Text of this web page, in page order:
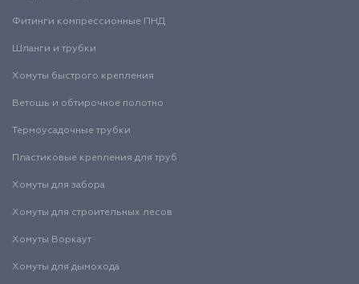
Фитинги компрессионные ПНД
Шланги и трубки
Хомуты быстрого крепления
Ветошь и обтирочное полотно
Термоусадочные трубки
Пластиковые крепления для труб
Хомуты для забора
Хомуты для строительных лесов
Хомуты Воркаут
Хомуты для дымохода